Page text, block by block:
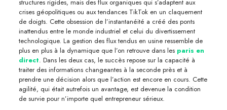
structures rigides, mais des flux organiques qui s’adaptent aux
crises géopolitiques ou aux tendances TikTok en un claquement
de doigts. Cette obsession de l’instantanéité a créé des ponts
inattendus entre le monde industriel et celui du divertissement
technologique. La gestion des flux tendus en usine ressemble de
plus en plus à la dynamique que l’on retrouve dans les paris en
direct. Dans les deux cas, le succès repose sur la capacité à
traiter des informations changeantes à la seconde près et à
prendre une décision alors que l’action est encore en cours. Cette
agilité, qui était autrefois un avantage, est devenue la condition
de survie pour n’importe quel entrepreneur sérieux.